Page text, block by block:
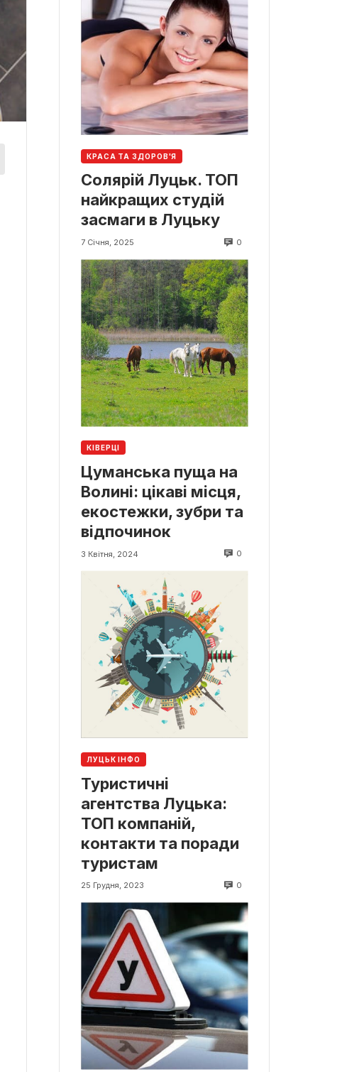
КРАСА ТА ЗДОРОВ'Я
Солярій Луцьк. ТОП
найкращих студій
засмаги в Луцьку
7 Січня, 2025 0
КІВЕРЦІ
Цуманська пуща на
Волині: цікаві місця,
екостежки, зубри та
відпочинок
3 Квітня, 2024 0
ЛУЦЬК ІНФО
Туристичні
агентства Луцька:
ТОП компаній,
контакти та поради
туристам
25 Грудня, 2023 0